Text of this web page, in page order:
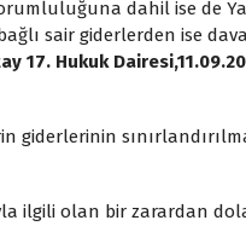
dahil ise de
sair giderlerden ise
17. Hukuk
ilgili olan bir zarardan